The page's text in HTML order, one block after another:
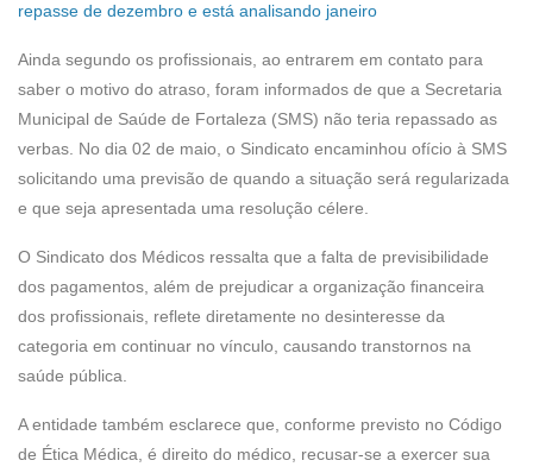
repasse de dezembro e está analisando janeiro
Ainda segundo os profissionais, ao entrarem em contato para
saber o motivo do atraso, foram informados de que a Secretaria
Municipal de Saúde de Fortaleza (SMS) não teria repassado as
verbas. No dia 02 de maio, o Sindicato encaminhou ofício à SMS
solicitando uma previsão de quando a situação será regularizada
e que seja apresentada uma resolução célere.
O Sindicato dos Médicos ressalta que a falta de previsibilidade
dos pagamentos, além de prejudicar a organização financeira
dos profissionais, reflete diretamente no desinteresse da
categoria em continuar no vínculo, causando transtornos na
saúde pública.
A entidade também esclarece que, conforme previsto no Código
de Ética Médica, é direito do médico, recusar-se a exercer sua